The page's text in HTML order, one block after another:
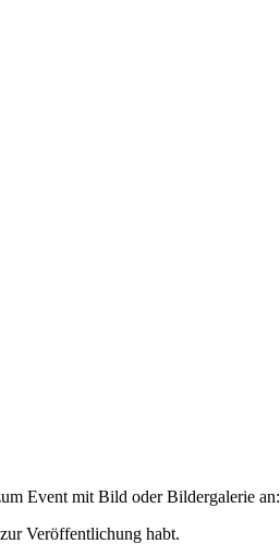
Event mit Bild oder Bildergalerie an:
Veröffentlichung habt.